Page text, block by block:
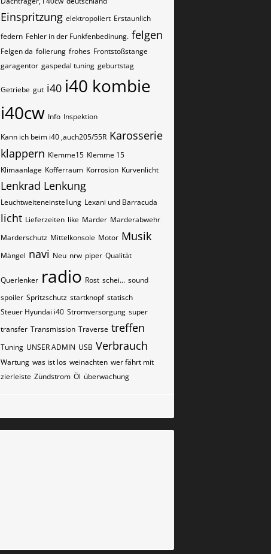
Einspritzung elektropoliert Erstaunlich
federn Fehler in der Funkfenbedinung. felgen
Felgen da folierung frohes Frontstoßstange
garagentor gaspedal tuning geburtstag
Getriebe gut i40 i40 kombie
i40cw Info Inspektion
Kann ich beim i40 ,auch205/55R Karosserie
klappern Klemme15 Klemme 15
Klimaanlage Kofferraum Korrosion Kurvenlicht
Lenkrad Lenkung
Leuchtweiteneinstellung Lexani und Barracuda
licht Lieferzeiten like Marder Marderabwehr
Marderschutz Mittelkonsole Motor Musik
Mängel navi Neu nrw piper Qualität
Querlenker radio Rost schei... sound
spoiler Spritzschutz startknopf statisch
Steuer Hyundai i40 Stromversorgung super
transfer Transmission Traverse treffen
Tuning UNSER ADMIN USB Verbrauch
Wartung was ist los weinachten wer fährt mit
zierleiste Zündstrom Öl überwachung